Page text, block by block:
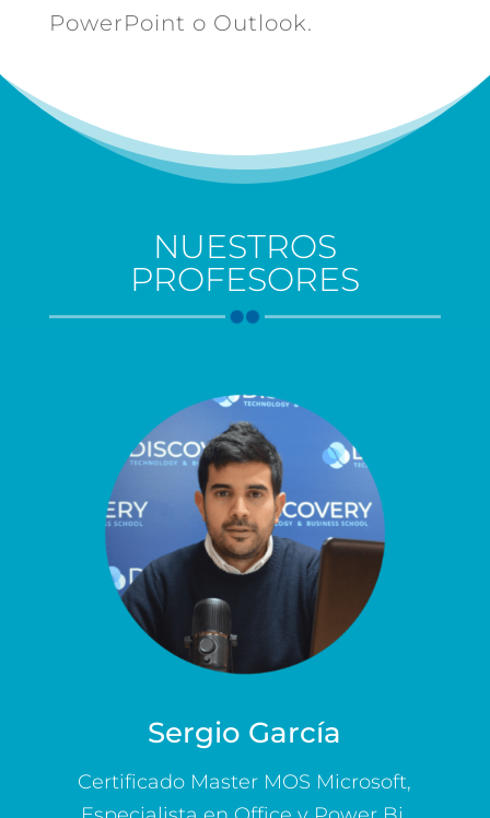
PowerPoint o Outlook.
NUESTROS
PROFESORES
Sergio García
Certificado Master MOS Microsoft,